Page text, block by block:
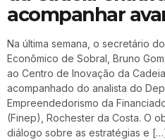
acompanhar
Na última semana, o secretário
Econômico de Sobral, Bruno
ao Centro de Inovação da
acompanhado do analista do
Empreendedorismo da
(Finep), Rochester da Costa. O
diálogo sobre as estratégias e